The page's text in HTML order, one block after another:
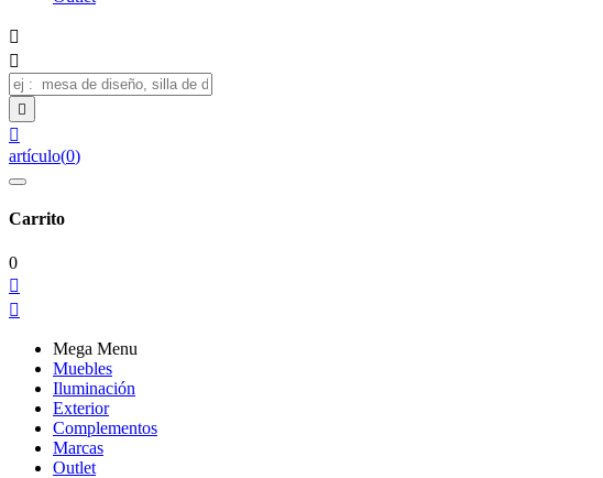




artículo(0)
Carrito
0


Mega Menu
Muebles
Iluminación
Exterior
Complementos
Marcas
Outlet